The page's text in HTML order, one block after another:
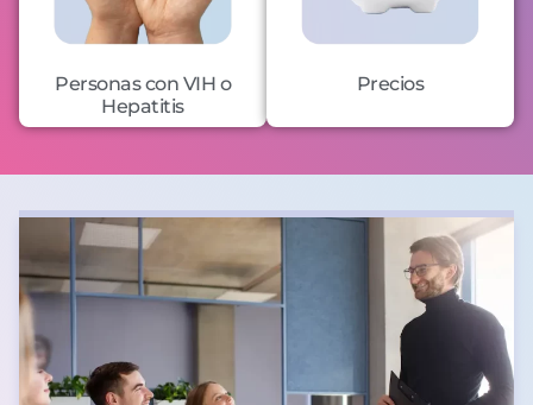
Personas con VIH o
Hepatitis
Precios